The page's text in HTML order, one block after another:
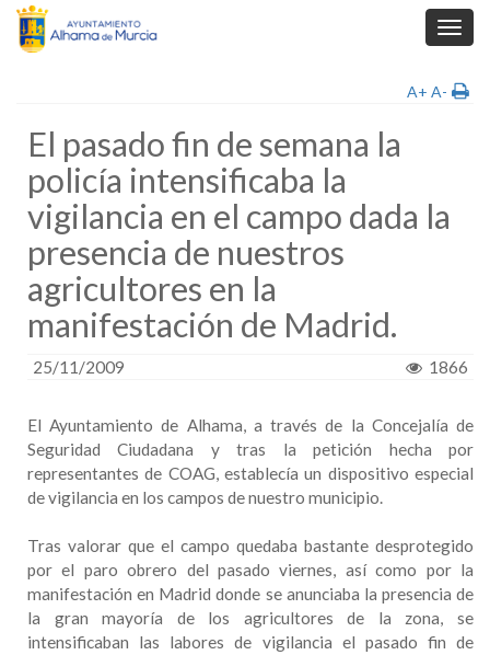
A+ A-
El pasado fin de semana la
policía intensificaba la
vigilancia en el campo dada la
presencia de nuestros
agricultores en la
manifestación de Madrid.
25/11/2009 1866
El Ayuntamiento de Alhama, a través de la Concejalía de
Seguridad Ciudadana y tras la petición hecha por
representantes de COAG, establecía un dispositivo especial
de vigilancia en los campos de nuestro municipio.
Tras valorar que el campo quedaba bastante desprotegido
por el paro obrero del pasado viernes, así como por la
manifestación en Madrid donde se anunciaba la presencia de
la gran mayoría de los agricultores de la zona, se
intensificaban las labores de vigilancia el pasado fin de